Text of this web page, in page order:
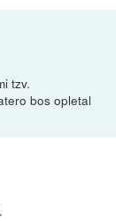
tzv.
bos opletal